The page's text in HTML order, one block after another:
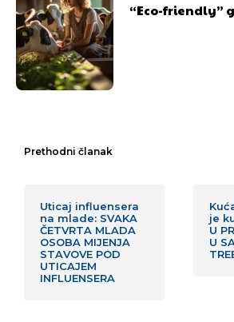
“Eco-friendly”
Prethodni članak
Uticaj influensera
na mlade: SVAKA
ČETVRTA MLADA
OSOBA MIJENJA
STAVOVE POD
UTICAJEM
INFLUENSERA
je
U
U